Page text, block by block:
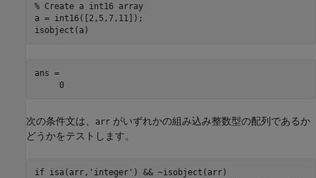
% Create a int16 array
a = int16([2,5,7,11]);
ans =
     0
次の条件文は、 arr がいずれかの組み込み整数型の配列であるか
どうかをテストします。
if isa(arr, 'integer' ) && ~isobject(arr)